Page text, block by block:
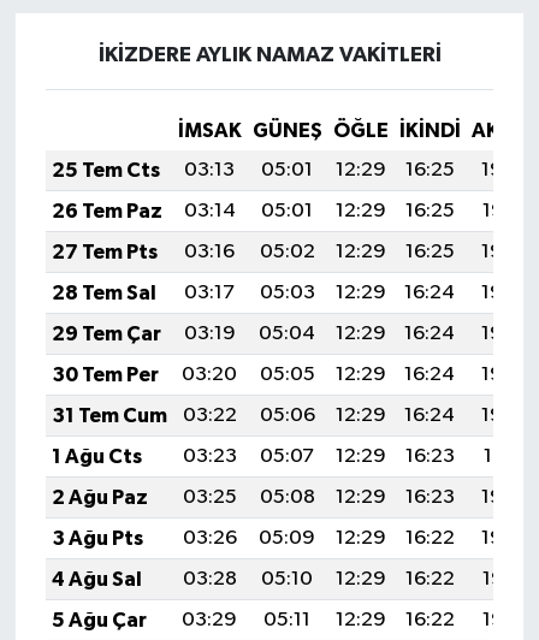
İKİZDERE AYLIK NAMAZ VAKITLERI
İMSAK GÜNEŞ ÖĞLE İKINDI
25 Tem Cts
03:13 05:01 12:29 16:25
19:48
26 Tem Paz
03:14 05:01 12:29 16:25
19:47
27 Tem Pts
03:16 05:02 12:29 16:25
19:46
28 Tem Sal
03:17 05:03 12:29 16:24
19:45
29 Tem Çar
03:19 05:04 12:29 16:24
19:44
30 Tem Per
03:20 05:05 12:29 16:24
19:43
31 Tem Cum
03:22 05:06 12:29 16:24
19:42
1 Ağu Cts
03:23 05:07 12:29 16:23
19:41
2 Ağu Paz
03:25 05:08 12:29 16:23
19:40
3 Ağu Pts
03:26 05:09 12:29 16:22
19:39
4 Ağu Sal
03:28 05:10 12:29 16:22
19:38
5 Ağu Çar
03:29 05:11 12:29 16:22
19:37